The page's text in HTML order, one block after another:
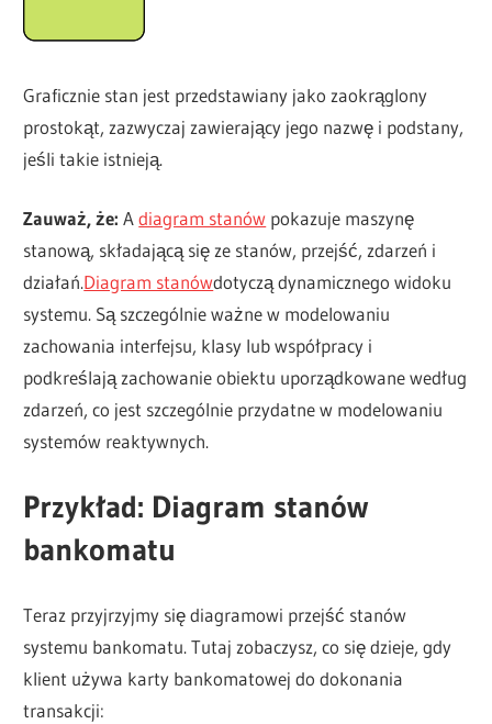
Graficznie stan jest przedstawiany jako zaokrąglony
prostokąt, zazwyczaj zawierający jego nazwę i podstany,
jeśli takie istnieją.
Zauważ, że: Adiagram stanów pokazuje maszynę
stanową, składającą się ze stanów, przejść, zdarzeń i
działań.Diagram stanówdotyczą dynamicznego widoku
systemu. Są szczególnie ważne w modelowaniu
zachowania interfejsu, klasy lub współpracy i
podkreślają zachowanie obiektu uporządkowane według
zdarzeń, co jest szczególnie przydatne w modelowaniu
systemów reaktywnych.
Przykład: Diagram stanów
bankomatu
Teraz przyjrzyjmy się diagramowi przejść stanów
systemu bankomatu. Tutaj zobaczysz, co się dzieje, gdy
klient używa karty bankomatowej do dokonania
transakcji: